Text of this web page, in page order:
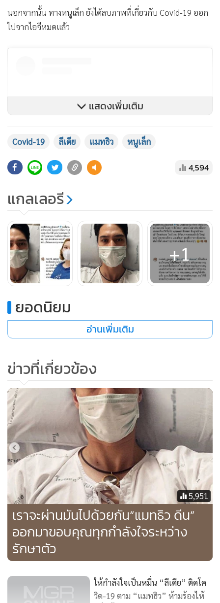
นอกจากนั้น ทางหนูเล็ก ยังได้ลบภาพที่เกี่ยวกับ Covid-19 ออก
ไปจากไอจีหมดแล้ว
ขอบพระคุณทุกกำลังใจที่ส่งมาให้นะครับ รู้สึกซาบซึ้งจริงๆ เรา
ทุกคนต้องผ่านพ้นช่วงนี้ไปด้วยกัน ไม่แยกกันไม่โทษกันไม่ตีกัน
ทุกที่ทุกประเทศกำลังลำบาก Thank you all for your kind
messages of support, they are much appreciated. We all
gotta stick together to fight this virus. #covid19
แสดงเพิ่มเติม
Covid-19 ลีเดีย แมทธิว หนูเล็ก
4,594
แกลเลอรี
+1
ยอดนิยม
อ่านเพิ่มเติม
ข่าวที่เกี่ยวข้อง
5,951
เราจะผ่านมันไปด้วยกัน“แมทธิว ดีน”
ออกมาขอบคุณทุกกำลังใจระหว่าง
รักษาตัว
ให้กำลังใจเป็นหมื่น “ลีเดีย” ติดโค
วิด-19 ตาม “แมทธิว” ห้ามร้องไห้